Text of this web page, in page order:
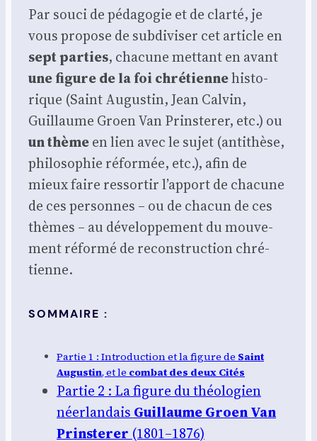
Par sou­ci de péda­go­gie et de clar­té, je
vous pro­pose de sub­di­vi­ser cet article en
sept par­ties, cha­cune met­tant en avant
une figure de la foi chré­tiennehis­to­
rique (Saint Augus­tin, Jean Cal­vin,
Guillaume Groen Van Prins­te­rer, etc.) ou
un thèmeen lien avec le sujet (anti­thèse,
phi­lo­so­phie réfor­mée, etc.), afin de
mieux faire res­sor­tir l’ap­port de cha­cune
de ces per­sonnes – ou de cha­cun de ces
thèmes – au déve­lop­pe­ment du mou­ve­
ment réfor­mé de recons­truc­tion chré­
tienne.
SOMMAIRE :
Par­tie 1 : Intro­duc­tion et la figure de Saint
Augus­tin, et le com­bat des deux Cités
Par­tie 2 : La figure du théo­lo­gien
néer­lan­dais Guillaume Groen Van
Prins­te­rer (1801–1876)